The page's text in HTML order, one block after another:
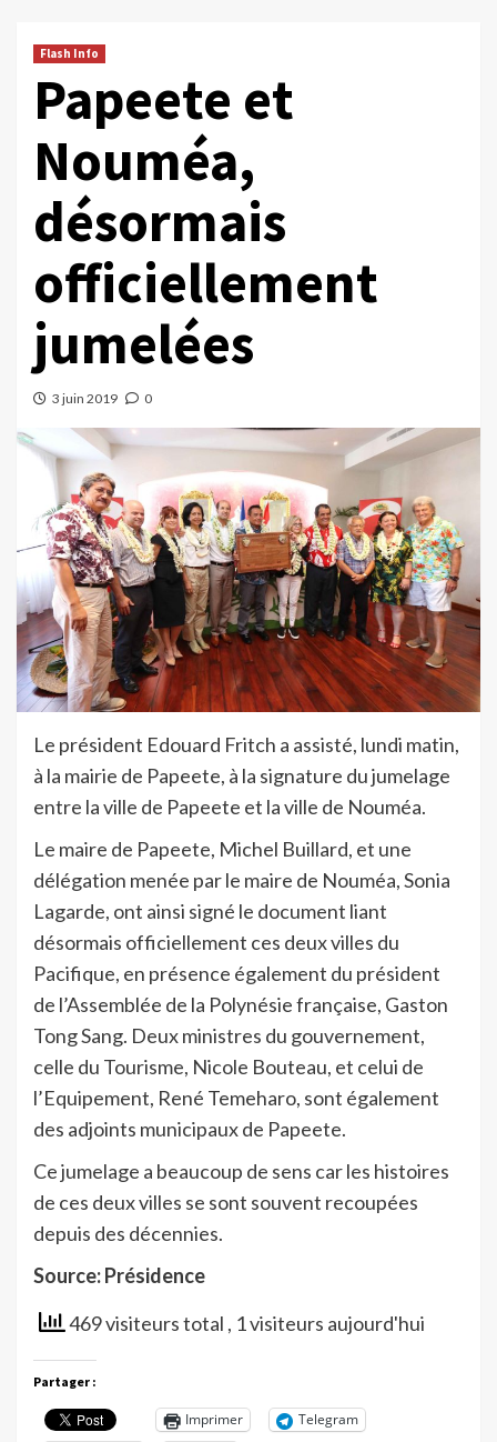
Flash Info
Papeete et
Nouméa,
désormais
officiellement
jumelées
3 juin 2019 0
Le président Edouard Fritch a assisté, lundi matin,
à la mairie de Papeete, à la signature du jumelage
entre la ville de Papeete et la ville de Nouméa.
Le maire de Papeete, Michel Buillard, et une
délégation menée par le maire de Nouméa, Sonia
Lagarde, ont ainsi signé le document liant
désormais officiellement ces deux villes du
Pacifique, en présence également du président
de l’Assemblée de la Polynésie française, Gaston
Tong Sang. Deux ministres du gouvernement,
celle du Tourisme, Nicole Bouteau, et celui de
l’Equipement, René Temeharo, sont également
des adjoints municipaux de Papeete.
Ce jumelage a beaucoup de sens car les histoires
de ces deux villes se sont souvent recoupées
depuis des décennies.
Source: Présidence
469 visiteurs total , 1 visiteurs aujourd'hui
Partager :
Imprimer
Telegram